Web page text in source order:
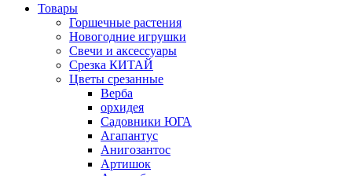
Товары
Горшечные растения
Новогодние игрушки
Свечи и аксессуары
Срезка КИТАЙ
Цветы срезанные
Верба
орхидея
Садовники ЮГА
Агапантус
Анигозантос
Артишок